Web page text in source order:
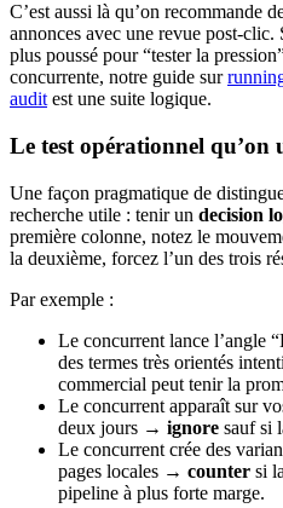
C’est aussi là qu’on recommande
annonces avec une revue post-
plus poussé pour “tester la
concurrente, notre guide sur
audit est une suite logique.
Le test opérationnel qu’on
Une façon pragmatique de
recherche utile : tenir un decision
première colonne, notez le
la deuxième, forcez l’un des trois
Par exemple :
Le concurrent lance l’angle
des termes très orientés
commercial peut tenir la
Le concurrent apparaît sur
deux jours → ignore sauf si
Le concurrent crée des
pages locales → counter si
pipeline à plus forte marge.